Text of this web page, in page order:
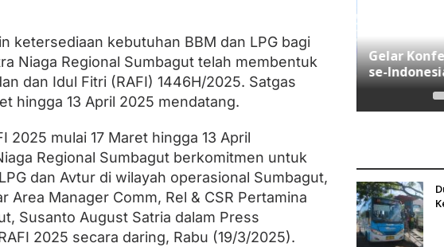
ketersediaan kebutuhan BBM dan LPG bagi
Niaga Regional Sumbagut telah membentuk
dan Idul Fitri (RAFI) 1446H/2025. Satgas
hingga 13 April 2025 mendatang.
2025 mulai 17 Maret hingga 13 April
Regional Sumbagut berkomitmen untuk
dan Avtur di wilayah operasional Sumbagut,
Area Manager Comm, Rel & CSR Pertamina
Susanto August Satria dalam Press
2025 secara daring, Rabu (19/3/2025).
Lantik Ketua DPW dan DPD, Zulhas
Minta Kader PAN Sumbar Kompak
Gelar
se-
di
Disruspi